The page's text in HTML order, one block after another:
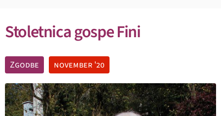
Stoletnica gospe Fini
Zgodbe november '20